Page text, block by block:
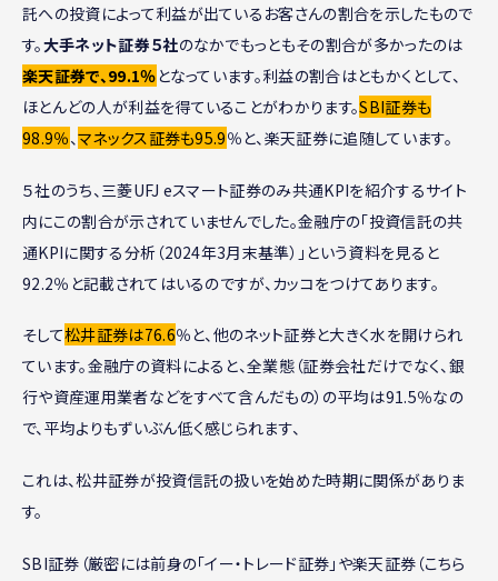
託への投資によって利益が出ているお客さんの割合を示したもので
す。大手ネット証券５社のなかでもっともその割合が多かったのは
楽天証券で、99.1％となっています。利益の割合はともかくとして、
ほとんどの人が利益を得ていることがわかります。SBI証券も
98.9％、マネックス証券も95.9％と、楽天証券に追随しています。
５社のうち、三菱UFJ eスマート証券のみ共通KPIを紹介するサイト
内にこの割合が示されていませんでした。金融庁の「投資信託の共
通KPIに関する分析（2024年3月末基準）」という資料を見ると
92.2％と記載されてはいるのですが、カッコをつけてあります。
そして松井証券は76.6％と、他のネット証券と大きく水を開けられ
ています。金融庁の資料によると、全業態（証券会社だけでなく、銀
行や資産運用業者などをすべて含んだもの）の平均は91.5％なの
で、平均よりもずいぶん低く感じられます、
これは、松井証券が投資信託の扱いを始めた時期に関係がありま
す。
SBI証券（厳密には前身の「イー・トレード証券」や楽天証券（こちら